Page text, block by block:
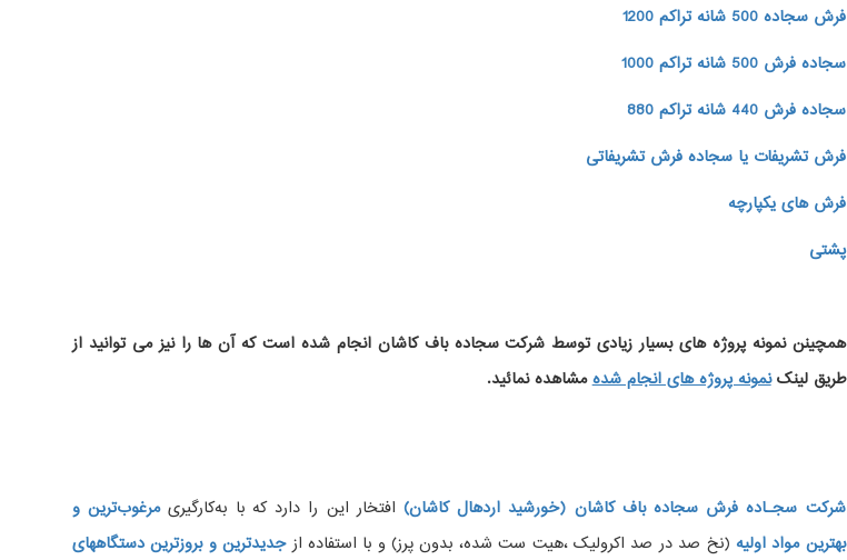
فرش سجاده 500 شانه تراکم 1200
سجاده فرش 500 شانه تراکم 1000
سجاده فرش 440 شانه تراکم 880
فرش تشریفات یا سجاده فرش تشریفاتی
فرش های یکپارچه
پشتی
همچینننمونه پروژه هایبسیار زیادی توسط شرکت سجاده باف کاشان انجام شده است که آن ها را نیز می توانید از
طریق لینکنمونه پروژه های انجام شدهمشاهده نمائید.
شرکت سجـاده فرش سجاده باف کاشان (خورشید اردهال کاشان) افتخار این را دارد که با به‌کارگیریمرغوب‌ترین و
بهترین مواد اولیه (نخ صد در صد اکرولیک ،هیت ست شده، بدون پرز) و با استفاده ازجدیدترین و بروزترین دستگاههای